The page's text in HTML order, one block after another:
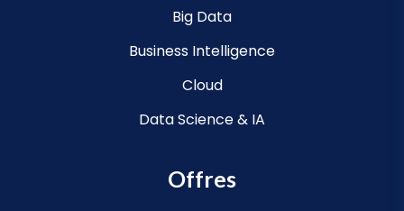
Big Data
Business Intelligence
Cloud
Data Science & IA
Offres